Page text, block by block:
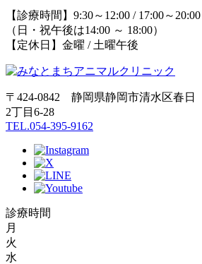
【診療時間】9:30～12:00 / 17:00～20:00
（日・祝午後は14:00 ～ 18:00）
【定休日】金曜 / 土曜午後
〒424-0842 静岡県静岡市清水区春日
2丁目6-28
TEL.054-395-9162
診療時間
月
火
水